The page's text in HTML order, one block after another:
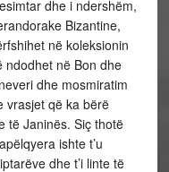
dhe i ndershëm,
Bizantine,
në koleksionin
ndodhet në Bon dhe
dhe mosmiratim
vrasjet që ka bërë
të Janinës. Siç thotë
ishte t’u
dhe t’i linte të